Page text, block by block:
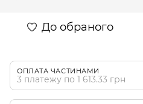
До обраного
ОПЛАТА ЧАСТИНАМИ
3 платежу по 1 613.33 грн